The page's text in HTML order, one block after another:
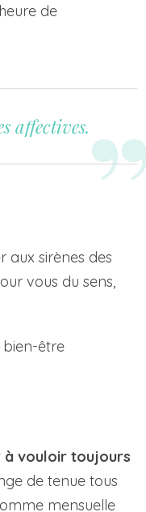
de
affectives.
aux sirènes des
vous du sens,
bien-être
à vouloir toujours
de tenue tous
mensuelle